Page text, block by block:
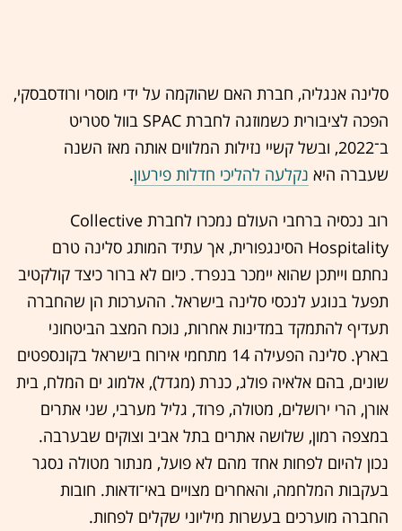
סלינה אנגליה, חברת האם שהוקמה על ידי מוסרי ורודסבסקי,
הפכה לציבורית כשמוזגה לחברת SPAC בוול סטריט
ב־2022, ובשל קשיי נזילות המלווים אותה מאז השנה
שעברה היא נקלעה להליכי חדלות פירעון.
רוב נכסיה ברחבי העולם נמכרו לחברת Collective
Hospitality הסינגפורית, אך עתיד המותג סלינה טרם
נחתם וייתכן שהוא יימכר בנפרד. כיום לא ברור כיצד קולקטיב
תפעל בנוגע לנכסי סלינה בישראל. ההערכות הן שהחברה
תעדיף להתמקד במדינות אחרות, נוכח המצב הביטחוני
בארץ. סלינה הפעילה 14 מתחמי אירוח בישראל בקונספטים
שונים, בהם אלאיה פולג, כנרת (מגדל), אלמוג ים המלח, בית
אורן, הרי ירושלים, מטולה, פרוד, גליל מערבי, שני אתרים
במצפה רמון, שלושה אתרים בתל אביב וצוקים שבערבה.
נכון להיום לפחות אחד מהם לא פועל, מנתור מטולה נסגר
בעקבות המלחמה, והאחרים מצויים באי־ודאות. חובות
החברה מוערכים בעשרות מיליוני שקלים לפחות.